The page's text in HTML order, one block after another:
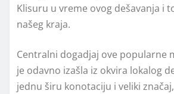
Klisuru u vreme ovog dešavanja i
našeg kraja.
Centralni dogadjaj ove popularne
je odavno izašla iz okvira lokalog
jednu širu konotaciju i veliki